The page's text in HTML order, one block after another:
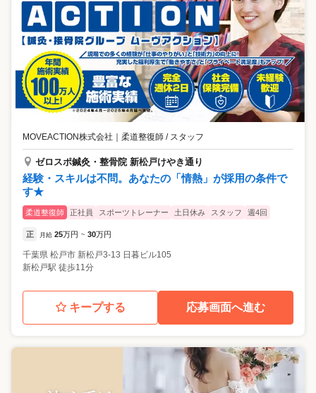
MOVEACTION株式会社 柔道整復師 / スタッフ
ゼロスポ鍼灸・整骨院 新松戸けやき通り
経験・スキルは不問。あなたの「情熱」が採用の条件で
す★
柔道整復師 正社員 スポーツトレーナー 土日休み スタッフ 週4回
正 月給 25万円 ~ 30万円
千葉県 松戸市 新松戸3-13 日暮ビル105
新松戸駅 徒歩11分
キープする 応募画面へ進む